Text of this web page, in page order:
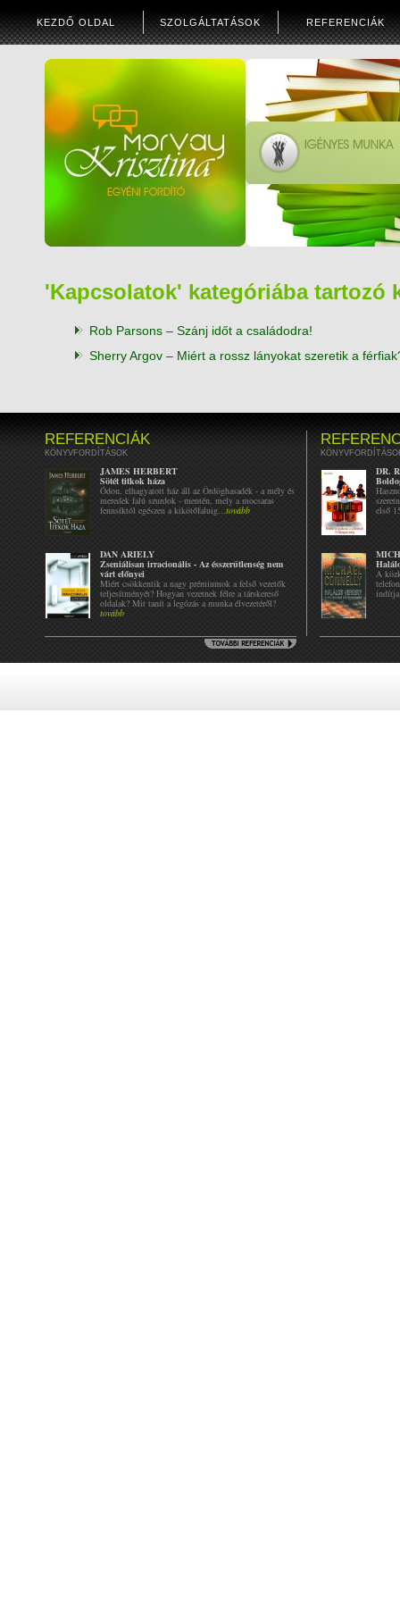
KEZDŐ OLDAL SZOLGÁLTATÁSOK REFERENCIÁK
'Kapcsolatok' kategóriába tartozó
Rob Parsons – Szánj időt a családodra!
Sherry Argov – Miért a rossz lányokat szeretik a
REFERENCIÁK
KÖNYVFORDÍTÁSOK
JAMES HERBERT
Sötét titkok háza
Ódon, elhagyatott ház áll az Ördöghasadék - a mély és
meredek falú szurdok - mentén, mely a mocsaras
fennsíktól egészen a kikötőfaluig...tovább
DAN ARIELY
Zseniálisan irracionális - Az ésszerűtlenség nem
várt előnyei
Miért csökkentik a nagy prémiumok a felső vezetők
teljesítményét? Hogyan vezetnek félre a társkereső
oldalak? Mit tanít a legózás a munka élvezetéről?
tovább
DR.
első
A